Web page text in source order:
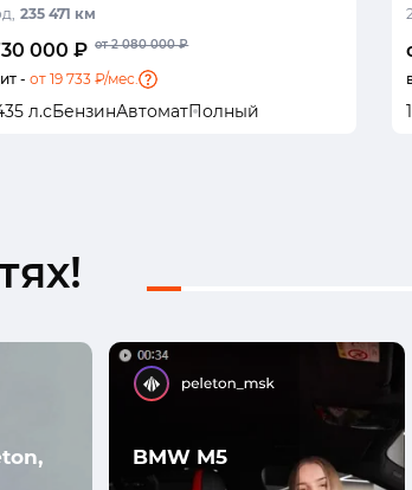
235 471 км
000 ₽ от 2 080 000 ₽
- от 19 733 ₽/мес.
л.сБензинАвтоматПолный
BMW M5